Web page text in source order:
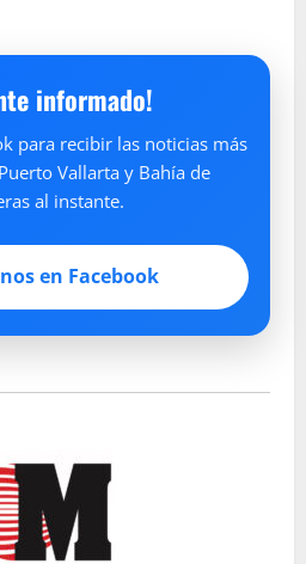
informado!
para recibir las noticias más
Vallarta y Bahía de
al instante.
en Facebook